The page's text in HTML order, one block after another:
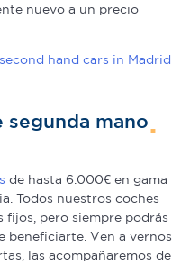
nuevo a un precio
second hand cars in Madrid
segunda mano
de hasta 6.000€ en gama
Todos nuestros coches
fijos, pero siempre podrás
beneficiarte. Ven a vernos
las acompañaremos de